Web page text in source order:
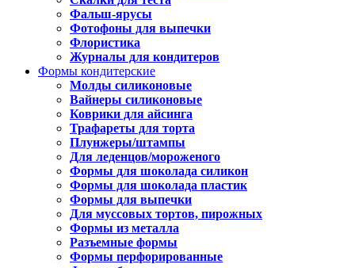
Фальш-ярусы
Фотофоны для выпечки
Флористика
Журналы для кондитеров
Формы кондитерские
Молды силиконовые
Вайнеры силиконовые
Коврики для айсинга
Трафареты для торта
Плунжеры/штампы
Для леденцов/мороженого
Формы для шоколада силикон
Формы для шоколада пластик
Формы для выпечки
Для муссовых тортов, пирожных
Формы из металла
Разъемные формы
Формы перфорированные